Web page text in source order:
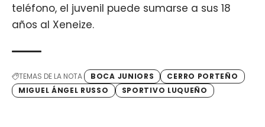
teléfono, el juvenil puede sumarse a sus 18
años al Xeneize.
TEMAS DE LA NOTA BOCA JUNIORS
CERRO PORTEÑO
MIGUEL ÁNGEL RUSSO
SPORTIVO LUQUEÑO